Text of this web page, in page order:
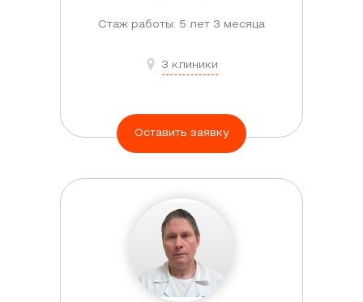
Стаж работы: 5 лет 3 месяца
3 клиники
Оставить заявку